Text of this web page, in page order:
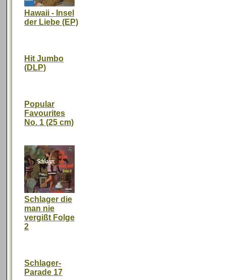
Hawaii - Insel
der Liebe (EP)
Hit Jumbo
(DLP)
Popular
Favourites
No. 1 (25 cm)
Schlager die
man nie
vergißt Folge
2
Schlager-
Parade 17